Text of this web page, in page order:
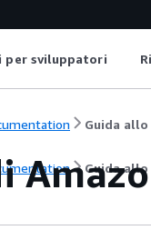
per sviluppatori
Guida allo
Guida allo